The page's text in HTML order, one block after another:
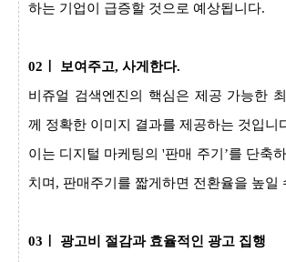
하는 기업이 급증할 것으로 예상됩니다.
02ㅣ 보여주고, 사게한다.
비쥬얼 검색엔진의 핵심은 제공 가능한
께 정확한 이미지 결과를 제공하는 것입니
이는 디지털 마케팅의 '판매 주기’를 단축
치며, 판매주기를 짧게하면 전환율을 높일
03ㅣ 광고비 절감과 효율적인 광고 집행